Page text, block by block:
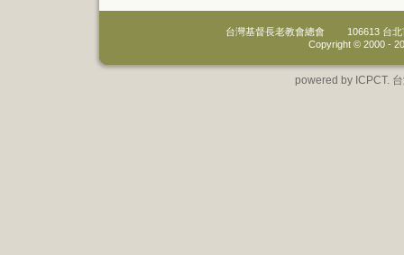
台灣基督長老教會總會
106613 台
Copyright © 2000 -
powered by ICPCT.